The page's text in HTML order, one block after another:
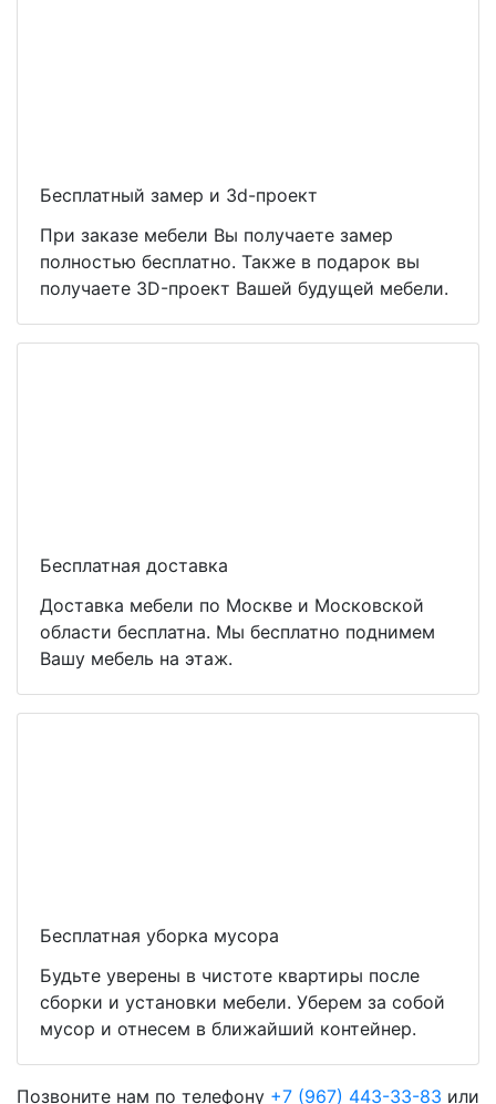
Бесплатный замер и 3d-проект
При заказе мебели Вы получаете замер
полностью бесплатно. Также в подарок вы
получаете 3D-проект Вашей будущей мебели.
Бесплатная доставка
Доставка мебели по Москве и Московской
области бесплатна. Мы бесплатно поднимем
Вашу мебель на этаж.
Бесплатная уборка мусора
Будьте уверены в чистоте квартиры после
сборки и установки мебели. Уберем за собой
мусор и отнесем в ближайший контейнер.
Позвоните нам по телефону +7 (967) 443-33-83 или